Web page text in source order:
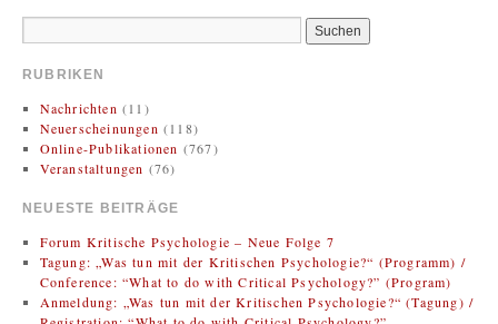
RUBRIKEN
Nachrichten (11)
Neuerscheinungen (118)
Online-Publikationen (767)
Veranstaltungen (76)
NEUESTE BEITRÄGE
Forum Kritische Psychologie – Neue Folge 7
Tagung: „Was tun mit der Kritischen Psychologie?“ (Programm) /
Conference: “What to do with Critical Psychology?” (Program)
Anmeldung: „Was tun mit der Kritischen Psychologie?“ (Tagung) /